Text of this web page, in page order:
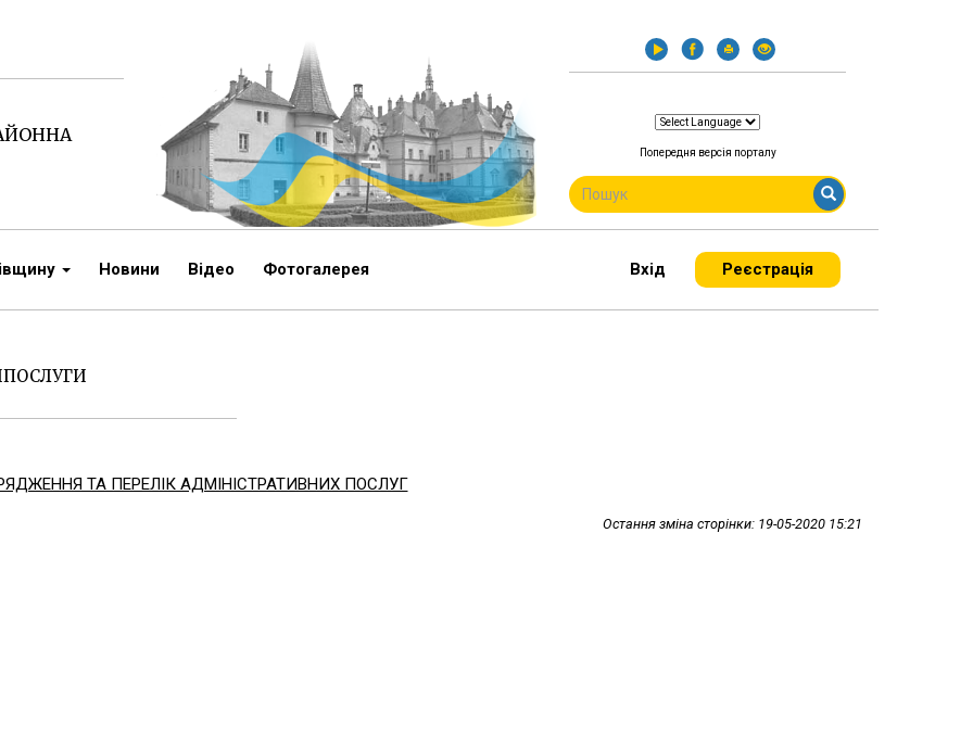
Попередня версія порталу
ПОШУКОВА
ФОРМА
Пошук
Вхід
Реєстрація
Новини Відео Фотогалерея
ТА ПЕРЕЛІК АДМІНІСТРАТИВНИХ ПОСЛУГ
Остання зміна сторінки: 19-05-2020 15:21